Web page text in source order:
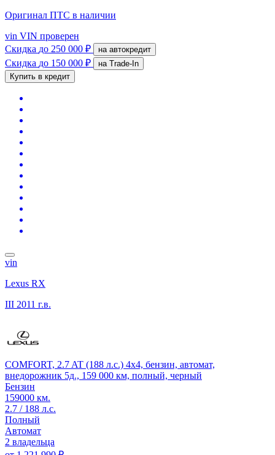
Оригинал ПТС в наличии
vin VIN проверен
Скидка до 250 000 ₽ на автокредит
Скидка до 150 000 ₽
на Trade-In
Купить в кредит
vin
Lexus RX
III 2011 г.в.
COMFORT, 2.7 AT (188 л.с.) 4x4, бензин, автомат,
внедорожник 5д., 159 000 км, полный, черный
Бензин
159000 км.
2.7 / 188 л.с.
Полный
Автомат
2 владельца